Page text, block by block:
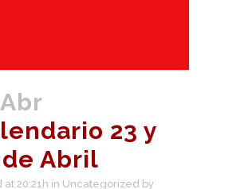
23 y
de Abril
at 20:21h in Uncategorized by